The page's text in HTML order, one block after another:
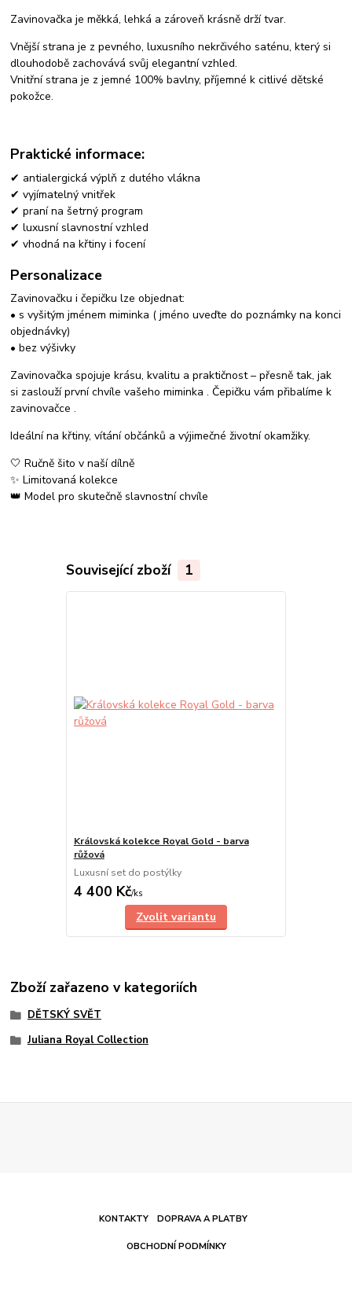
Zavinovačka je měkká, lehká a zároveň krásně drží tvar.
Vnější strana je z pevného, luxusního nekrčivého saténu, který si
dlouhodobě zachovává svůj elegantní vzhled.
Vnitřní strana je z jemné 100% bavlny, příjemné k citlivé dětské
pokožce.
Praktické informace:
✔ antialergická výplň z dutého vlákna
✔ vyjímatelný vnitřek
✔ praní na šetrný program
✔ luxusní slavnostní vzhled
✔ vhodná na křtiny i focení
Personalizace
Zavinovačku i čepičku lze objednat:
• s vyšitým jménem miminka ( jméno uveďte do poznámky na konci
objednávky)
• bez výšivky
Zavinovačka spojuje krásu, kvalitu a praktičnost – přesně tak, jak
si zaslouží první chvíle vašeho miminka . Čepičku vám přibalíme k
zavinovačce .
Ideální na křtiny, vítání občánků a výjimečné životní okamžiky.
🤍 Ručně šito v naší dílně
✨ Limitovaná kolekce
👑 Model pro skutečně slavnostní chvíle
Související zboží 1
Královská kolekce Royal Gold - barva
růžová
Luxusní set do postýlky
4 400 Kč/ks
Zvolit variantu
Zboží zařazeno v kategoriích
DĚTSKÝ SVĚT
Juliana Royal Collection
KONTAKTY DOPRAVA A PLATBY
OBCHODNÍ PODMÍNKY